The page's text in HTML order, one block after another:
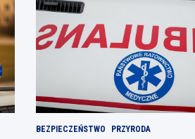
BEZPIECZEŃSTWO PRZYRODA